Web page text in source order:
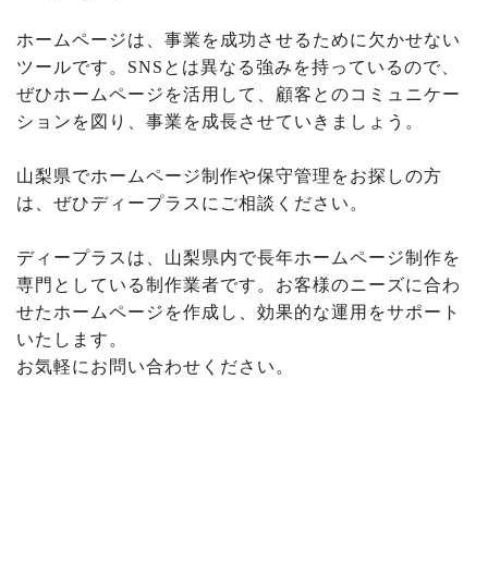
ホームページは、事業を成功させるために欠かせない
ツールです。SNSとは異なる強みを持っているので、
ぜひホームページを活用して、顧客とのコミュニケー
ションを図り、事業を成長させていきましょう。
山梨県でホームページ制作や保守管理をお探しの方
は、ぜひディープラスにご相談ください。
ディープラスは、山梨県内で長年ホームページ制作を
専門としている制作業者です。お客様のニーズに合わ
せたホームページを作成し、効果的な運用をサポート
いたします。
お気軽にお問い合わせください。